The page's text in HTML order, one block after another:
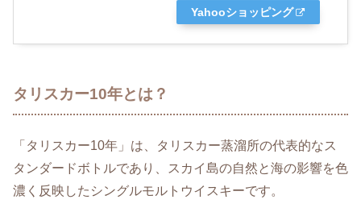
Yahooショッピング
タリスカー10年とは？
「タリスカー10年」は、タリスカー蒸溜所の代表的なス
タンダードボトルであり、スカイ島の自然と海の影響を色
濃く反映したシングルモルトウイスキーです。